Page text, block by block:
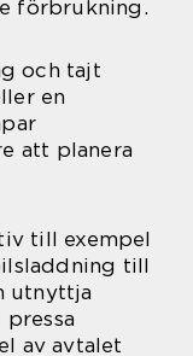
förbrukning.
och tajt
en
att planera
till exempel
till
utnyttja
av avtalet